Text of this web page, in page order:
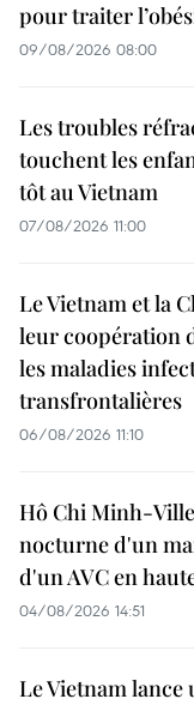
pour traiter
09/08/2026 08:00
Les troubles
touchent les
tôt au Vietnam
07/08/2026 11:00
Le Vietnam et la
leur coopération
les maladies
transfrontalières
06/08/2026 11:10
Hô Chi Minh-
nocturne d'un
d'un AVC en
04/08/2026 14:51
Le Vietnam